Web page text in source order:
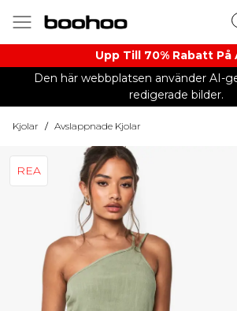
Upp Till 70% Rabatt På
Den här webbplatsen använder AI-
redigerade bilder.
Kjolar / Avslappnade Kjolar
REA